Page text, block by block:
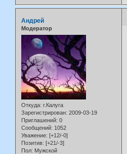
Андрей
Модератор
Откуда: г.Калуга
Зарегистрирован: 2009-03-19
Приглашений: 0
Сообщений: 1052
Уважение: [+12/-0]
Позитив: [+21/-3]
Пол: Мужской